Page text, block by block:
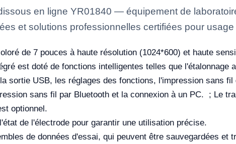
en ligne YR01840 — équipement de
et solutions professionnelles certifiées pour
de 7 pouces à haute résolution (1024*600) et haute
est doté de fonctions intelligentes telles que l'étalonnage
sortie USB, les réglages des fonctions, l'impression sans
sans fil par Bluetooth et la connexion à un PC. ; Le
optionnel.
de l'électrode pour garantir une utilisation précise.
de données d'essai, qui peuvent être sauvegardées